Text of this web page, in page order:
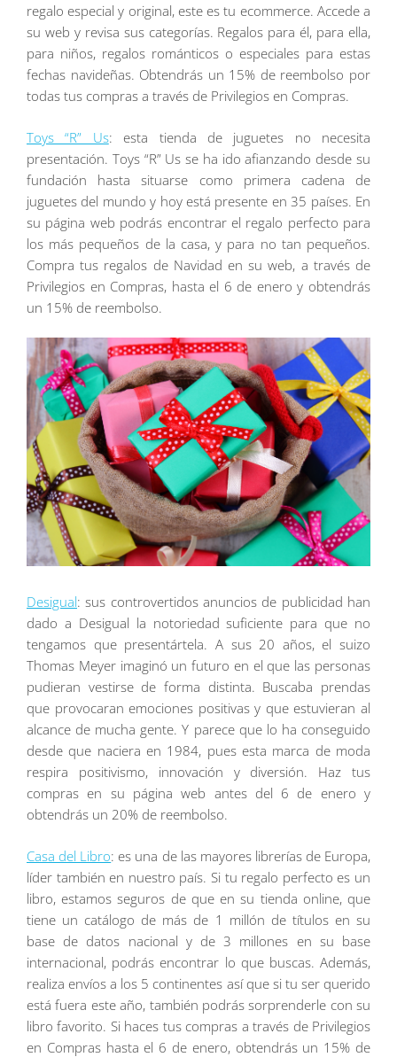
regalo especial y original, este es tu ecommerce. Accede a
su web y revisa sus categorías. Regalos para él, para ella,
para niños, regalos románticos o especiales para estas
fechas navideñas. Obtendrás un 15% de reembolso por
todas tus compras a través de Privilegios en Compras.
Toys “R” Us: esta tienda de juguetes no necesita
presentación. Toys “R” Us se ha ido afianzando desde su
fundación hasta situarse como primera cadena de
juguetes del mundo y hoy está presente en 35 países. En
su página web podrás encontrar el regalo perfecto para
los más pequeños de la casa, y para no tan pequeños.
Compra tus regalos de Navidad en su web, a través de
Privilegios en Compras, hasta el 6 de enero y obtendrás
un 15% de reembolso.
Desigual: sus controvertidos anuncios de publicidad han
dado a Desigual la notoriedad suficiente para que no
tengamos que presentártela. A sus 20 años, el suizo
Thomas Meyer imaginó un futuro en el que las personas
pudieran vestirse de forma distinta. Buscaba prendas
que provocaran emociones positivas y que estuvieran al
alcance de mucha gente. Y parece que lo ha conseguido
desde que naciera en 1984, pues esta marca de moda
respira positivismo, innovación y diversión. Haz tus
compras en su página web antes del 6 de enero y
obtendrás un 20% de reembolso.
Casa del Libro: es una de las mayores librerías de Europa,
líder también en nuestro país. Si tu regalo perfecto es un
libro, estamos seguros de que en su tienda online, que
tiene un catálogo de más de 1 millón de títulos en su
base de datos nacional y de 3 millones en su base
internacional, podrás encontrar lo que buscas. Además,
realiza envíos a los 5 continentes así que si tu ser querido
está fuera este año, también podrás sorprenderle con su
libro favorito. Si haces tus compras a través de Privilegios
en Compras hasta el 6 de enero, obtendrás un 15% de